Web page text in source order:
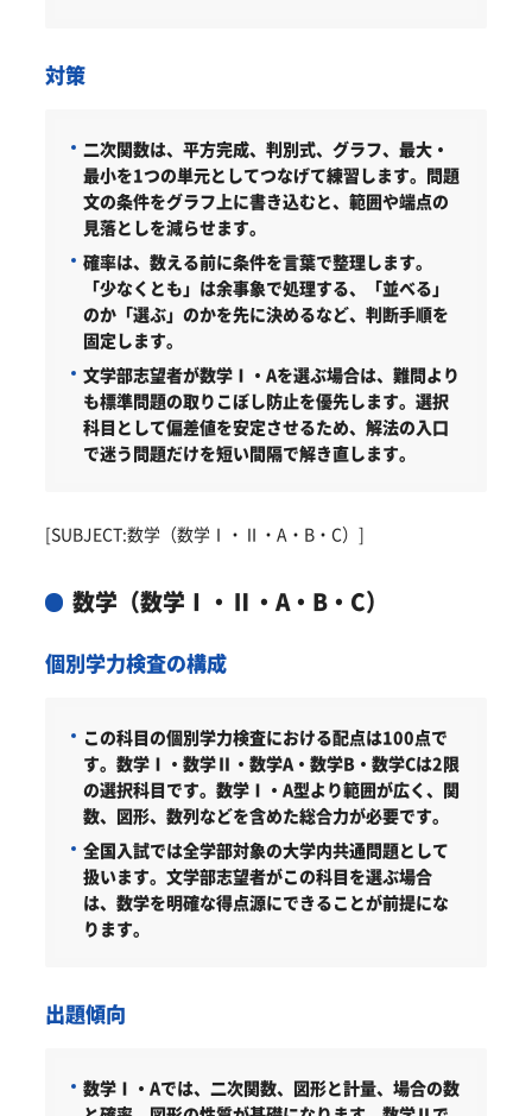
対策
二次関数は、平方完成、判別式、グラフ、最大・
最小を1つの単元としてつなげて練習します。問題
文の条件をグラフ上に書き込むと、範囲や端点の
見落としを減らせます。
確率は、数える前に条件を言葉で整理します。
「少なくとも」は余事象で処理する、「並べる」
のか「選ぶ」のかを先に決めるなど、判断手順を
固定します。
文学部志望者が数学Ⅰ・Aを選ぶ場合は、難問より
も標準問題の取りこぼし防止を優先します。選択
科目として偏差値を安定させるため、解法の入口
で迷う問題だけを短い間隔で解き直します。
[SUBJECT:数学（数学Ⅰ・Ⅱ・A・B・C）]
数学（数学Ⅰ・Ⅱ・A・B・C）
個別学力検査の構成
この科目の個別学力検査における配点は100点で
す。 数学Ⅰ・数学Ⅱ・数学A・数学B・数学Cは2限
の選択科目です。数学Ⅰ・A型より範囲が広く、関
数、図形、数列などを含めた総合力が必要です。
全国入試では全学部対象の大学内共通問題として
扱います。文学部志望者がこの科目を選ぶ場合
は、数学を明確な得点源にできることが前提にな
ります。
出題傾向
数学Ⅰ・Aでは、二次関数、図形と計量、場合の数